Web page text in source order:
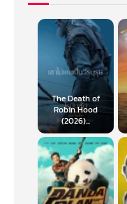
The Death of
Robin Hood
(2026)...